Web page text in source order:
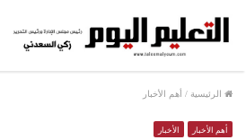
الرئيسية / أهم الأخبار
أهم الأخبار الأخبار